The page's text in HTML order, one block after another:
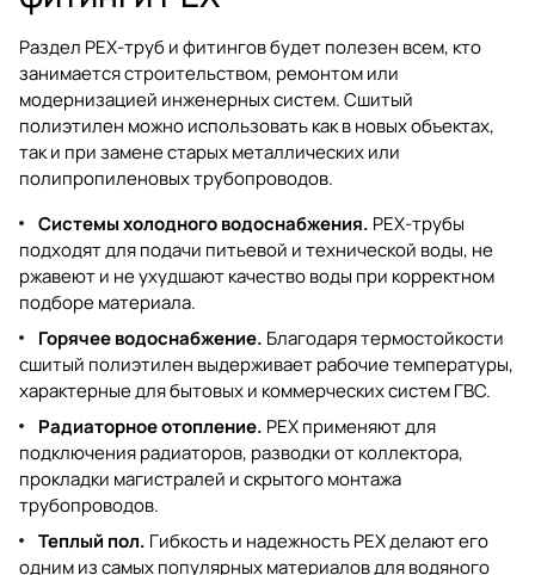
Раздел PEX-труб и фитинговбудет полезен всем, кто
занимается строительством, ремонтом или
модернизацией инженерных систем. Сшитый
полиэтилен можно использовать как в новых объектах,
так и при замене старых металлических или
полипропиленовых трубопроводов.
Системы холодного водоснабжения. PEX-трубы
подходят для подачи питьевой и технической воды, не
ржавеют и не ухудшают качество воды при корректном
подборе материала.
Горячее водоснабжение. Благодаря термостойкости
сшитый полиэтилен выдерживает рабочие температуры,
характерные для бытовых и коммерческих систем ГВС.
Радиаторное отопление. PEX применяют для
подключения радиаторов, разводки от коллектора,
прокладки магистралей и скрытого монтажа
трубопроводов.
Теплый пол. Гибкость и надежность PEX делают его
одним из самых популярных материалов для водяного